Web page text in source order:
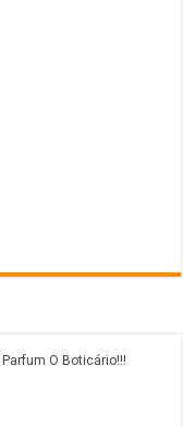
O Boticário!!!